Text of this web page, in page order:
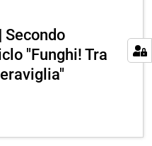
Secondo
"Funghi! Tra